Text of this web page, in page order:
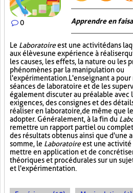
0 Apprendre en
Le Laboratoireest une activité dans
aux élèves une expérience à réaliser
les causes, les effets, la nature ou les
phénomènes par la manipulation ou
l'expérimentation. L'enseignant a
séances de laboratoire et de les
également discuter au préalable avec
exigences, des consignes et des
réaliser en laboratoire, de même que
adopter. Généralement, à la fin du
remettre un rapport partiel ou
des résultats obtenus ainsi que d'une
somme, le Laboratoireest une activité
mettre en application et de
théoriques et procédurales sur un
et l'expérimentation.